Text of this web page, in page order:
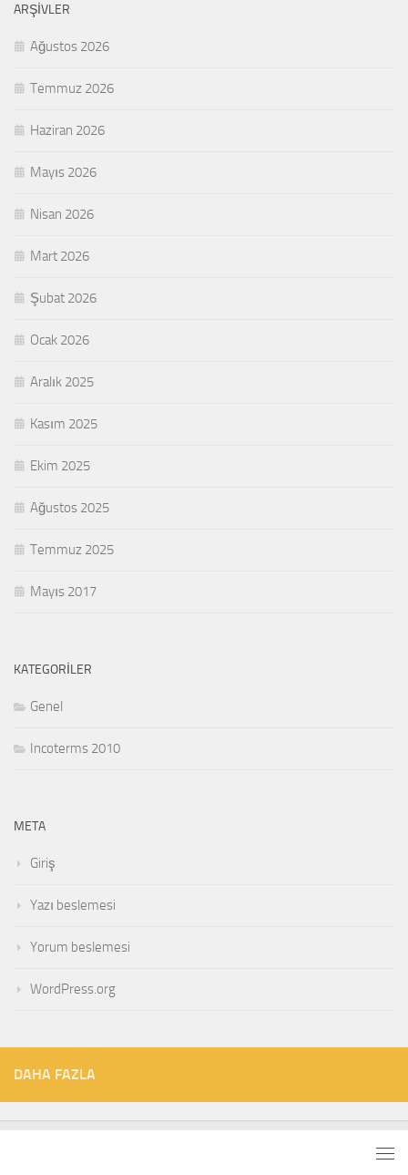
ARŞIVLER
Ağustos 2026
Temmuz 2026
Haziran 2026
Mayıs 2026
Nisan 2026
Mart 2026
Şubat 2026
Ocak 2026
Aralık 2025
Kasım 2025
Ekim 2025
Ağustos 2025
Temmuz 2025
Mayıs 2017
KATEGORILER
Genel
Incoterms 2010
META
Giriş
Yazı beslemesi
Yorum beslemesi
WordPress.org
DAHA FAZLA